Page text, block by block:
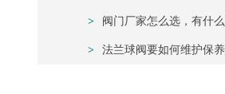
> 阀门厂家怎么选，有什
> 法兰球阀要如何维护保